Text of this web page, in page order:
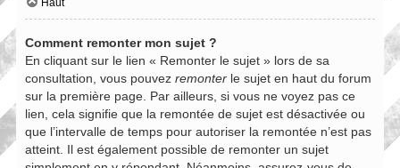
Haut
Comment remonter mon sujet ?
En cliquant sur le lien « Remonter le sujet » lors de sa
consultation, vous pouvez remonter le sujet en haut du forum
sur la première page. Par ailleurs, si vous ne voyez pas ce
lien, cela signifie que la remontée de sujet est désactivée ou
que l’intervalle de temps pour autoriser la remontée n’est pas
atteint. Il est également possible de remonter un sujet